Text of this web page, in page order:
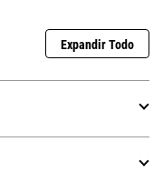
Expandir Todo